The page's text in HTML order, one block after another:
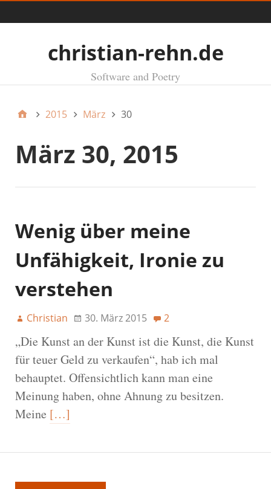
christian-rehn.de
Software and Poetry
2015 März 30
März 30, 2015
Wenig über meine
Unfähigkeit, Ironie zu
verstehen
Christian 30. März 2015 2
„Die Kunst an der Kunst ist die Kunst, die Kunst
für teuer Geld zu verkaufen“, hab ich mal
behauptet. Offensichtlich kann man eine
Meinung haben, ohne Ahnung zu besitzen.
Meine […]